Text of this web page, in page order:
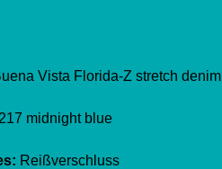
Vista Florida-Z stretch denim
midnight blue
Reißverschluss